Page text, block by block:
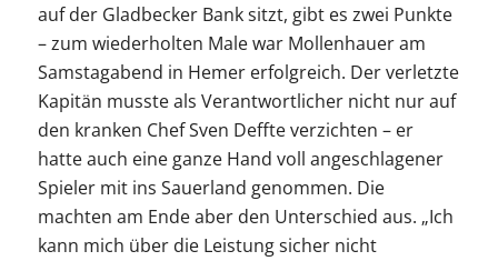
auf der Gladbecker Bank sitzt, gibt es zwei Punkte
– zum wiederholten Male war Mollenhauer am
Samstagabend in Hemer erfolgreich. Der verletzte
Kapitän musste als Verantwortlicher nicht nur auf
den kranken Chef Sven Deffte verzichten – er
hatte auch eine ganze Hand voll angeschlagener
Spieler mit ins Sauerland genommen. Die
machten am Ende aber den Unterschied aus. „Ich
kann mich über die Leistung sicher nicht